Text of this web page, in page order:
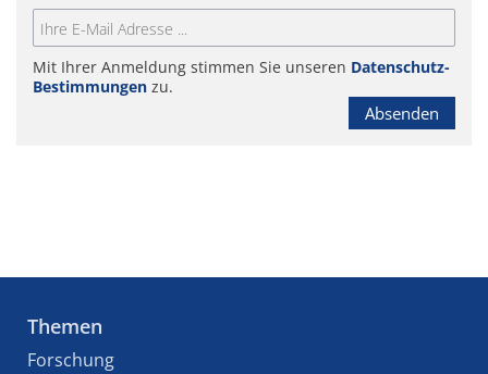
Mit Ihrer Anmeldung stimmen Sie unseren Datenschutz-
Bestimmungen zu.
Absenden
Themen
Forschung